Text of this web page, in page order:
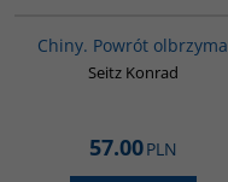
Chiny. Powrót olbrzyma
Seitz Konrad
57.00PLN